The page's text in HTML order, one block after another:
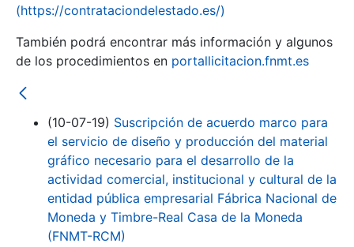
(https://contrataciondelestado.es/)
También podrá encontrar más información y algunos
de los procedimientos en portallicitacion.fnmt.es
(10-07-19) Suscripción de acuerdo marco para
el servicio de diseño y producción del material
gráfico necesario para el desarrollo de la
actividad comercial, institucional y cultural de la
entidad pública empresarial Fábrica Nacional de
Moneda y Timbre-Real Casa de la Moneda
(FNMT-RCM)